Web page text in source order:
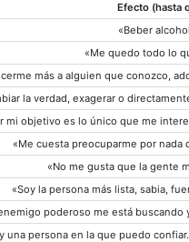
Efecto (hasta
«Beber
«Me quedo todo lo
más a alguien que conozco,
la verdad, exagerar o
mi objetivo es lo único que me
«Me cuesta preocuparme por nada
«No me gusta que la gente
«Soy la persona más lista, sabia,
poderoso me está
una persona en la que puedo